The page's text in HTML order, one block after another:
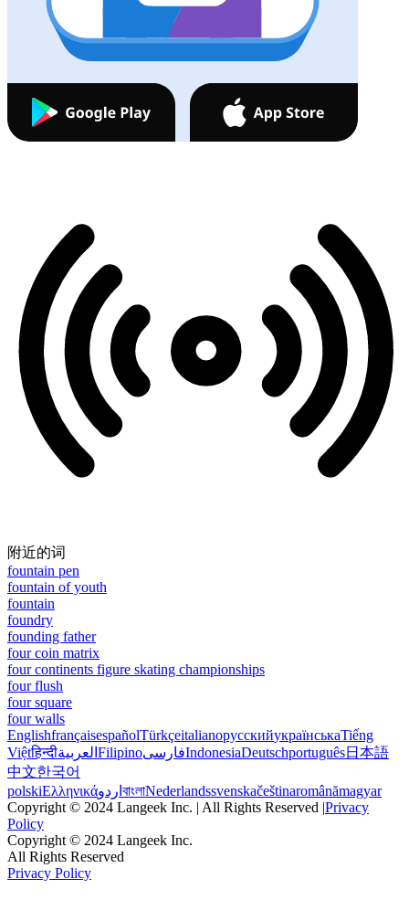
附近的词
fountain pen
fountain of youth
fountain
foundry
founding father
four coin matrix
four continents figure skating championships
four flush
four square
four walls
EnglishfrançaisespañolTürkçeitalianoрусскийукраїнськаTiếng
Việtहिन्दीالعربية FilipinoفارسیIndonesiaDeutschportuguês日本語
中文한국어
polskiΕλληνικάاردو বাংলাNederlandssvenskačeštinaromânămagyar
Copyright © 2024 Langeek Inc. | All Rights Reserved |Privacy
Policy
Copyright © 2024 Langeek Inc.
All Rights Reserved
Privacy Policy